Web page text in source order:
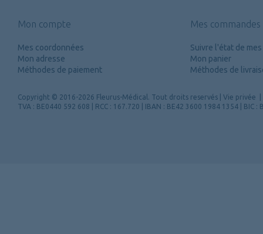
Mon compte
Mes coordonnées
Mon adresse
Méthodes de paiement
Mes commandes
Suivre l'état de
Mon panier
Méthodes de
Copyright © 2016-2026 Fleurus-Médical. Tout droits reservés Vie privée
TVA : BE0440 592 608 | RCC : 167.720 | IBAN : BE42 3600 1984 1354 | BIC :